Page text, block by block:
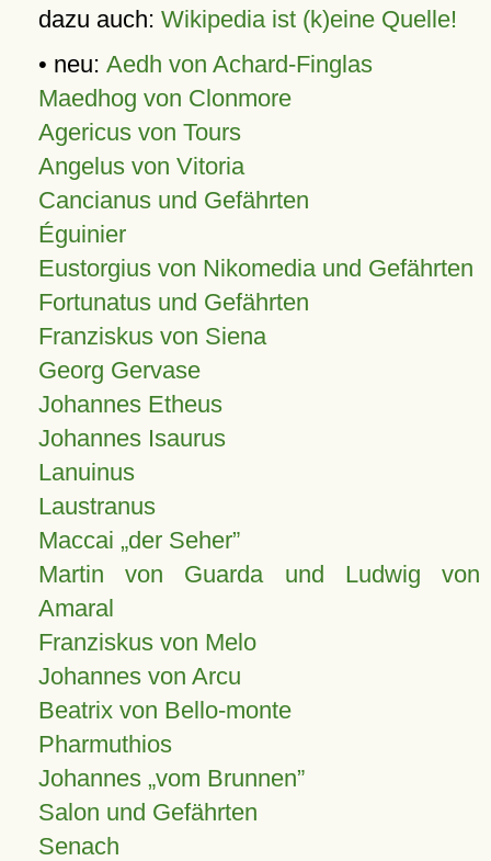
dazu auch: Wikipedia ist (k)eine Quelle!
• neu: Aedh von Achard-Finglas
Maedhog von Clonmore
Agericus von Tours
Angelus von Vitoria
Cancianus und Gefährten
Éguinier
Eustorgius von Nikomedia und Gefährten
Fortunatus und Gefährten
Franziskus von Siena
Georg Gervase
Johannes Etheus
Johannes Isaurus
Lanuinus
Laustranus
Maccai „der Seher”
Martin von Guarda und Ludwig von
Amaral
Franziskus von Melo
Johannes von Arcu
Beatrix von Bello-monte
Pharmuthios
Johannes vom Brunnen
Salon und Gefährten
Senach